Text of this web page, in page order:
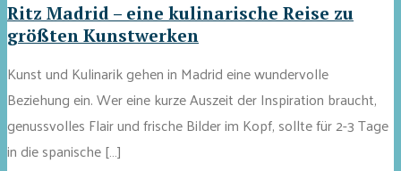
Ritz Madrid – eine kulinarische Reise zu
größten Kunstwerken
Kunst und Kulinarik gehen in Madrid eine wundervolle
Beziehung ein. Wer eine kurze Auszeit der Inspiration braucht,
genussvolles Flair und frische Bilder im Kopf, sollte für 2-3 Tage
in die spanische […]